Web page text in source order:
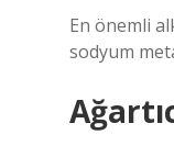
En önemli
sodyum